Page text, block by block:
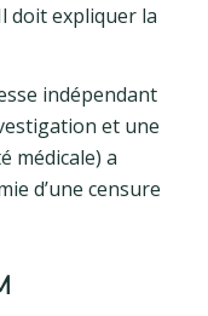
doit expliquer la
indépendant
et une
médicale) a
d’une censure